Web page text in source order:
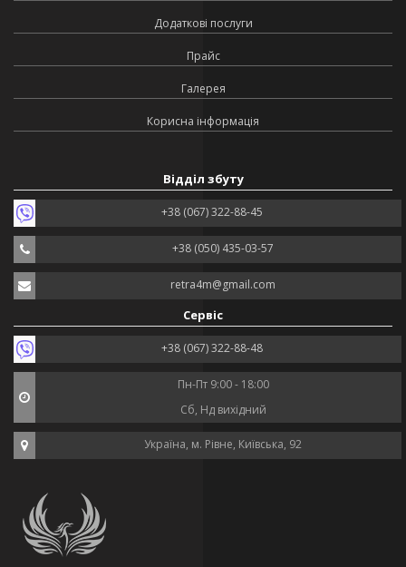
Додаткові послуги
Прайс
Галерея
Корисна інформація
Відділ збуту
+38 (067) 322-88-45
+38 (050) 435-03-57
retra4m@gmail.com
Сервіс
+38 (067) 322-88-48
Пн-Пт 9:00 - 18:00
Сб, Нд вихідний
Україна, м. Рівне, Київська, 92